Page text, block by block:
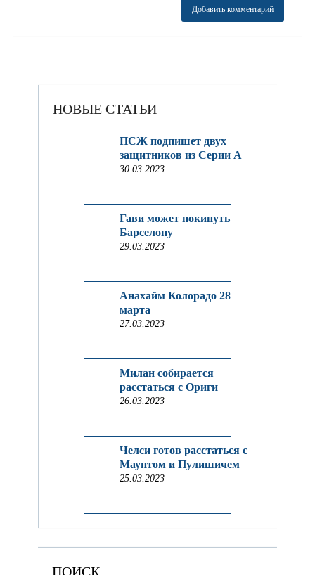
НОВЫЕ СТАТЬИ
ПСЖ подпишет двух
защитников из Серии A
30.03.2023
Гави может покинуть
Барселону
29.03.2023
Анахайм Колорадо 28
марта
27.03.2023
Милан собирается
расстаться с Ориги
26.03.2023
Челси готов расстаться с
Маунтом и Пулишичем
25.03.2023
ПОИСК